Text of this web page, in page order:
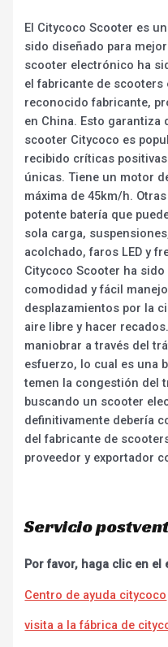
El Citycoco Scooter es
sido diseñado para
scooter electrónico ha
el fabricante de scooters
reconocido fabricante,
en China. Esto garantiza
scooter Citycoco es
recibido críticas
únicas. Tiene un motor
máxima de 45km/h.
potente batería que
sola carga,
acolchado, faros LED y
Citycoco Scooter ha
comodidad y fácil
desplazamientos por la
aire libre y hacer
maniobrar a través del
esfuerzo, lo cual es una
temen la congestión del
buscando un scooter
definitivamente debería
del fabricante de
proveedor y exportador
Servicio
Por favor, haga clic en el
Centro de ayuda citycoco
visita a la fábrica de